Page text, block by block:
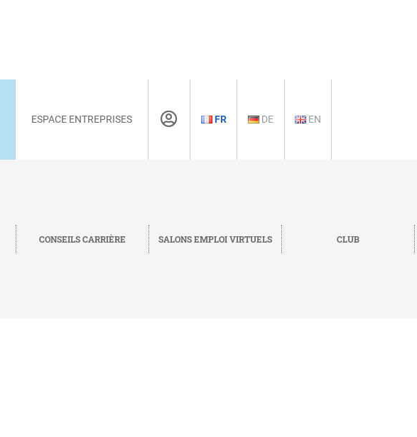
ESPACE ENTREPRISES FR DE EN
CONSEILS CARRIÈRE SALONS EMPLOI VIRTUELS CLUB